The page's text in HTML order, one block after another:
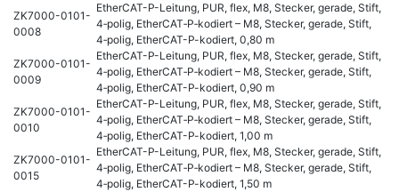
ZK7000-0101-
0008
EtherCAT-P-Leitung, PUR, flex, M8, Stecker, gerade, Stift,
4‑polig, EtherCAT‑P‑kodiert – M8, Stecker, gerade, Stift,
4‑polig, EtherCAT-P-kodiert, 0,80 m
ZK7000-0101-
0009
EtherCAT-P-Leitung, PUR, flex, M8, Stecker, gerade, Stift,
4‑polig, EtherCAT‑P‑kodiert – M8, Stecker, gerade, Stift,
4‑polig, EtherCAT-P-kodiert, 0,90 m
ZK7000-0101-
0010
EtherCAT-P-Leitung, PUR, flex, M8, Stecker, gerade, Stift,
4‑polig, EtherCAT‑P‑kodiert – M8, Stecker, gerade, Stift,
4‑polig, EtherCAT-P-kodiert, 1,00 m
ZK7000-0101-
0015
EtherCAT-P-Leitung, PUR, flex, M8, Stecker, gerade, Stift,
4‑polig, EtherCAT‑P‑kodiert – M8, Stecker, gerade, Stift,
4‑polig, EtherCAT-P-kodiert, 1,50 m